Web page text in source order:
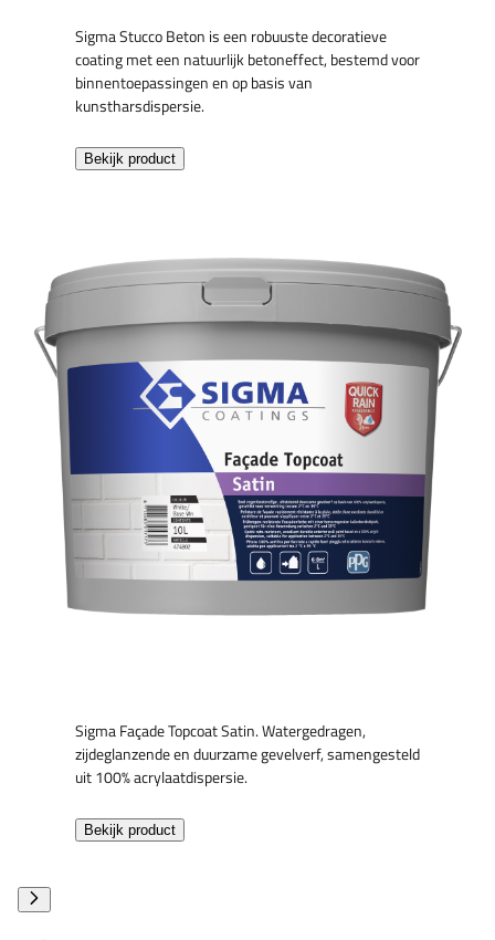
Sigma Stucco Beton is een robuuste decoratieve
coating met een natuurlijk betoneffect, bestemd voor
binnentoepassingen en op basis van
kunstharsdispersie.
Bekijk product
Sigma Façade Topcoat Satin. Watergedragen,
zijdeglanzende en duurzame gevelverf, samengesteld
uit 100% acrylaatdispersie.
Bekijk product